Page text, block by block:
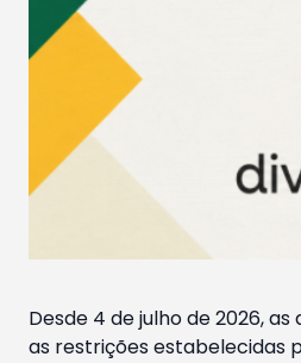
Desde 4 de julho de 2026,
as restrições estabelecidas